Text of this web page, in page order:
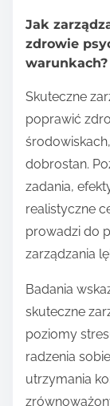
Jak
zdrowie
warunkach?
Skuteczne
poprawić
dobrostan.
zadania,
realistyczne
prowadzi do
zarządzania
Badania
skuteczne
poziomy
radzenia
utrzymania